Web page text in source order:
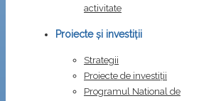
activitate
Proiecte și investiții
Strategii
Proiecte de investiții
Programul National de